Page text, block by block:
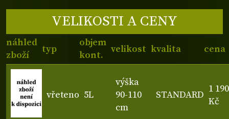
VELIKOSTI A CENY
náhled
zboží
typ
objem
kont.
velikost kvalita cena
vřeteno 5L
výška
90-110
cm
STANDARD
1 190
Kč